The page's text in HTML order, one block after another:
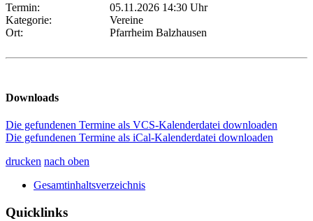
Termin:
05.11.2026 14:30 Uhr
Kategorie:
Vereine
Ort:
Pfarrheim Balzhausen
Downloads
Die gefundenen Termine als VCS-Kalenderdatei downloaden
Die gefundenen Termine als iCal-Kalenderdatei downloaden
drucken nach oben
Gesamtinhaltsverzeichnis
Quicklinks